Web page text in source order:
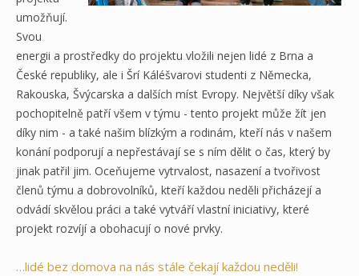
umožňují.
Svou
energii a prostředky do projektu vložili nejen lidé z Brna a
České republiky, ale i Šrí Káléšvarovi studenti z Německa,
Rakouska, Švýcarska a dalších míst Evropy. Největší díky však
pochopitelně patří všem v týmu - tento projekt může žít jen
díky nim - a také našim blízkým a rodinám, kteří nás v našem
konání podporují a nepřestávají se s ním dělit o čas, který by
jinak patřil jim. Oceňujeme vytrvalost, nasazení a tvořivost
členů týmu a dobrovolníků, kteří každou neděli přicházejí a
odvádí skvělou práci a také vytváří vlastní iniciativy, které
projekt rozvíjí a obohacují o nové prvky.
…lidé bez domova na nás stále čekají každou neděli!